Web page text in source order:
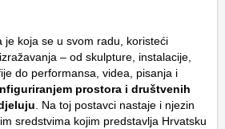
je koja se u svom radu, koristeći
– od skulpture, instalacije,
do performansa, videa, pisanja i
prostora i društvenih
. Na toj postavci nastaje i njezin
sredstvima kojim predstavlja Hrvatsku